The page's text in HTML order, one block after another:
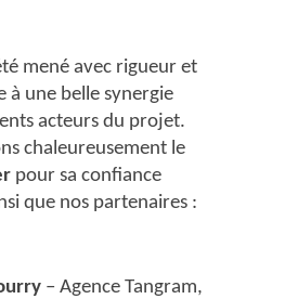
mené avec rigueur et
à une belle synergie
acteurs du projet.
chaleureusement le
pour sa confiance
que nos partenaires :
– Agence Tangram,